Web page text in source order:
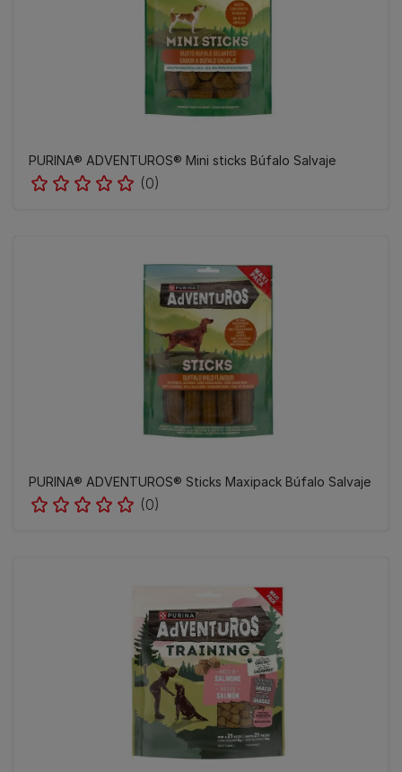
PURINA® ADVENTUROS® Mini sticks Búfalo Salvaje
(0)
PURINA® ADVENTUROS® Sticks Maxipack Búfalo Salvaje
(0)